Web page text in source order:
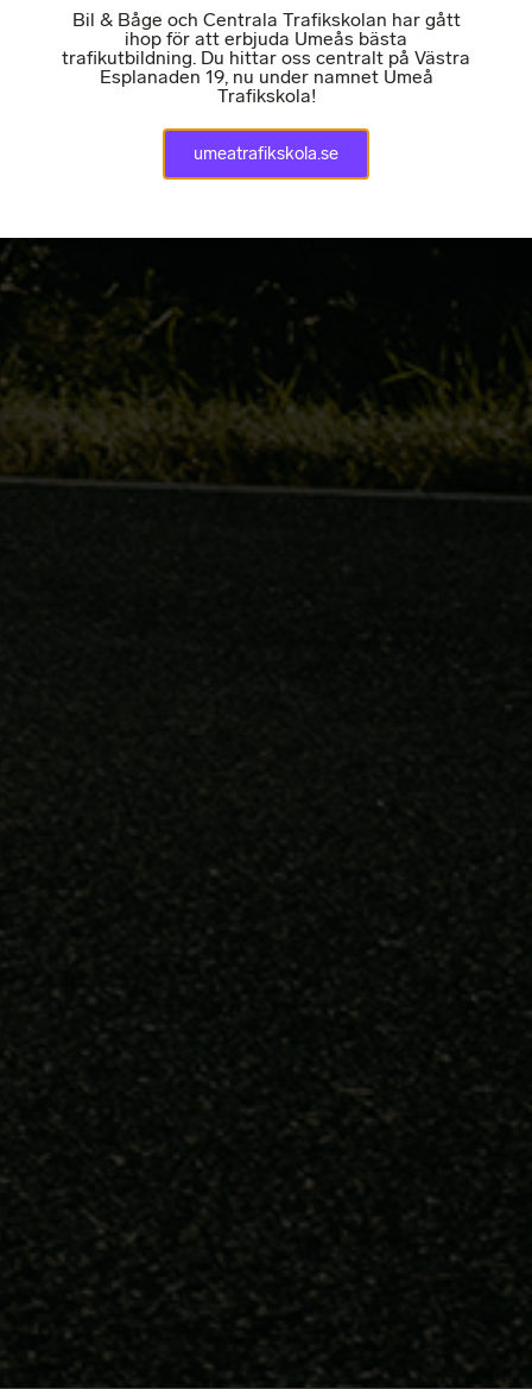
Bil & Båge och Centrala Trafikskolan har gått
ihop för att erbjuda Umeås bästa
trafikutbildning. Du hittar oss centralt på Västra
Esplanaden 19, nu under namnet Umeå
Trafikskola!
umeatrafikskola.se